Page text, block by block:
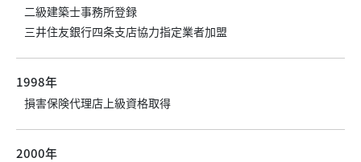
二級建築士事務所登録
三井住友銀行四条支店協力指定業者加盟
1998年
損害保険代理店上級資格取得
2000年